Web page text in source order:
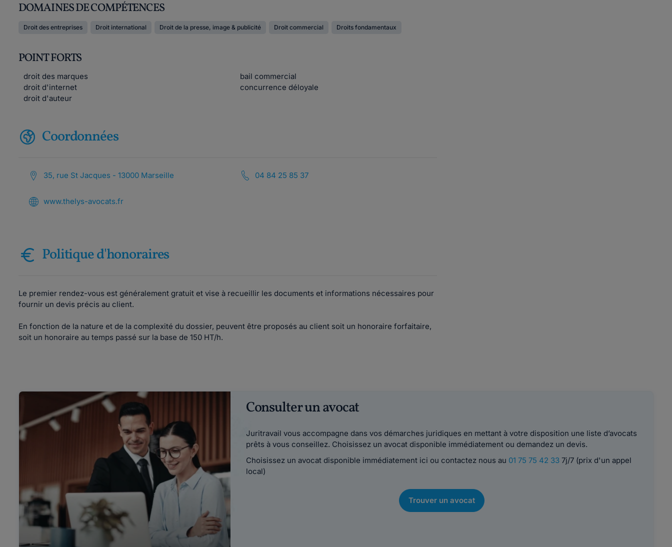
DOMAINES DE COMPÉTENCES
Droit des entreprises Droit international Droit de la presse, image & publicité Droit commercial Droits fondamentaux
POINT FORTS
droit des marques
bail commercial
droit d'internet
concurrence déloyale
droit d'auteur
Coordonnées
35, rue St Jacques - 13000 Marseille 04 84 25 85 37
www.thelys-avocats.fr
Politique d'honoraires
Le premier rendez-vous est généralement gratuit et vise à recueillir les documents et informations nécessaires pour
fournir un devis précis au client.
En fonction de la nature et de la complexité du dossier, peuvent être proposés au client soit un honoraire forfaitaire,
soit un honoraire au temps passé sur la base de 150 HT/h.
Consulter un avocat
Juritravail vous accompagne dans vos démarches juridiques en mettant à votre disposition une liste d’avocats
prêts à vous conseillez. Choisissez un avocat disponible immédiatement ou demandez un devis.
Choisissez un avocat disponible immédiatement ici ou contactez nous au 01 75 75 42 337j/7 (prix d'un appel
local)
Trouver un avocat